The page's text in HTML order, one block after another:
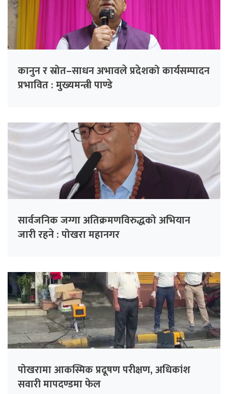
कानुन र स्रोत–साधन अभावले प्रदेशको कार्यसम्पादन
प्रभावित : मुख्यमन्त्री पाण्डे
सार्वजनिक जग्गा अतिक्रमणविरुद्धको अभियान
जारी रहने : पोखरा महानगर
पोखरामा आकस्मिक प्रदूषण परीक्षण, अधिकांश
सवारी मापदण्डमा फेल